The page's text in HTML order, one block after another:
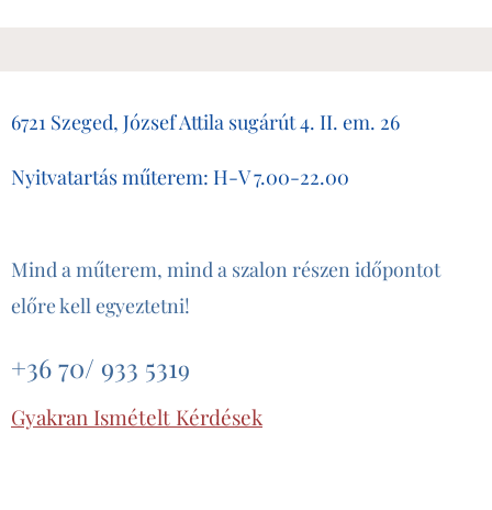
6721 Szeged, József Attila sugárút 4. II. em. 26
Nyitvatartás műterem: H-V 7.00-22.00
Mind a műterem, mind a szalon részen időpontot
előre kell egyeztetni!
+36 70/ 933 5319
Gyakran Ismételt Kérdések